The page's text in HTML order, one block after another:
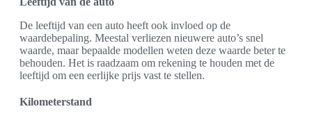
De leeftijd van een auto heeft ook invloed op de
waardebepaling. Meestal verliezen nieuwere auto’s snel
waarde, maar bepaalde modellen weten deze waarde beter te
behouden. Het is raadzaam om rekening te houden met de
leeftijd om een eerlijke prijs vast te stellen.
Kilometerstand